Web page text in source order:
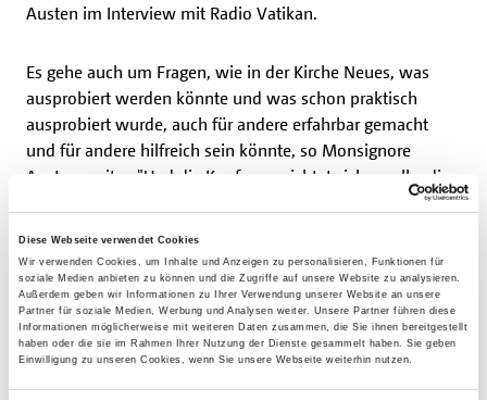
Diese Webseite verwendet Cookies
Wir verwenden Cookies, um Inhalte und Anzeigen zu personalisieren, Funktionen für
soziale Medien anbieten zu können und die Zugriffe auf unsere Website zu analysieren.
Außerdem geben wir Informationen zu Ihrer Verwendung unserer Website an unsere
Partner für soziale Medien, Werbung und Analysen weiter. Unsere Partner führen diese
Informationen möglicherweise mit weiteren Daten zusammen, die Sie ihnen bereitgestellt
haben oder die sie im Rahmen Ihrer Nutzung der Dienste gesammelt haben. Sie geben
Einwilligung zu unseren Cookies, wenn Sie unsere Webseite weiterhin nutzen.
Austen im Interview mit Radio Vatikan.
Es gehe auch um Fragen, wie in der Kirche Neues, was
ausprobiert werden könnte und was schon praktisch
ausprobiert wurde, auch für andere erfahrbar gemacht
und für andere hilfreich sein könnte, so Monsignore
Austen weiter: "Und die Konferenz richtet sich an alle, die
sich mit dem aktuellen Zustand der Kirche nicht zufrieden
Die ganze Berichterstattung bei Radio Vatikan finden Sie
hier:
Vor Weltsynode: Bonifatiuswerk lädt zur „dennoch-
Konferenz“ ein - Vatican News